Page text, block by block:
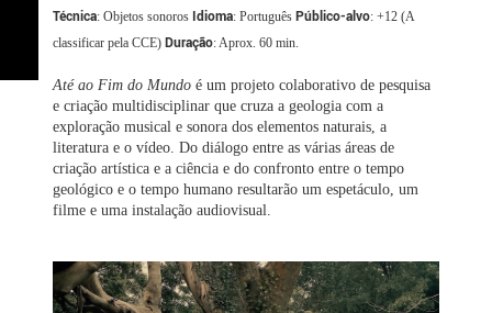
Técnica: Objetos sonoros Idioma: Português Público-alvo: +12 (A
classificar pela CCE) Duração: Aprox. 60 min.
Até ao Fim do Mundo é um projeto colaborativo de pesquisa
e criação multidisciplinar que cruza a geologia com a
exploração musical e sonora dos elementos naturais, a
literatura e o vídeo. Do diálogo entre as várias áreas de
criação artística e a ciência e do confronto entre o tempo
geológico e o tempo humano resultarão um espetáculo, um
filme e uma instalação audiovisual.